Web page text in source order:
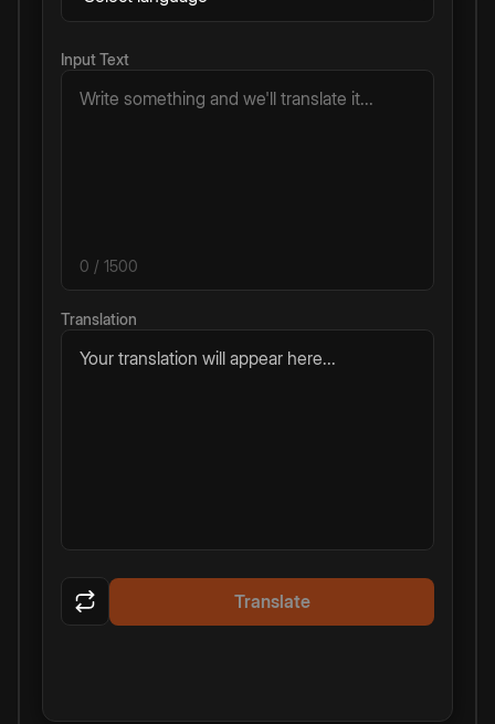
Input Text
0 / 1500
Translation
Your translation will appear here...
Translate